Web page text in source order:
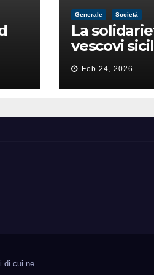
Generale Società
La
vescovi
Lorefice:
il valore e
Feb 24, 2026
di cui ne